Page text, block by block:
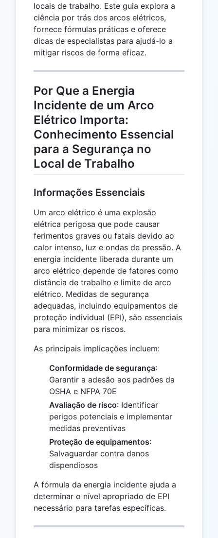
locais de trabalho. Este guia explora a
ciência por trás dos arcos elétricos,
fornece fórmulas práticas e oferece
dicas de especialistas para ajudá-lo a
mitigar riscos de forma eficaz.
Por Que a Energia
Incidente de um Arco
Elétrico Importa:
Conhecimento Essencial
para a Segurança no
Local de Trabalho
Informações Essenciais
Um arco elétrico é uma explosão
elétrica perigosa que pode causar
ferimentos graves ou fatais devido ao
calor intenso, luz e ondas de pressão. A
energia incidente liberada durante um
arco elétrico depende de fatores como
distância de trabalho e limite de arco
elétrico. Medidas de segurança
adequadas, incluindo equipamentos de
proteção individual (EPI), são essenciais
para minimizar os riscos.
As principais implicações incluem:
Conformidade de segurança:
Garantir a adesão aos padrões da
OSHA e NFPA 70E
Avaliação de risco: Identificar
perigos potenciais e implementar
medidas preventivas
Proteção de equipamentos:
Salvaguardar contra danos
dispendiosos
A fórmula da energia incidente ajuda a
determinar o nível apropriado de EPI
necessário para tarefas específicas.